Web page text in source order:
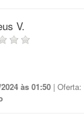
V.
às 01:50 | Oferta: